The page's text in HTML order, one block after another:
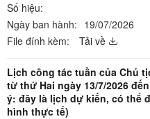
Số hiệu:
Ngày ban hành: 19/07/2026
File đính kèm:
Tải về
Lịch công tác tuần của Chủ
từ thứ Hai ngày 13/7/2026
ý: đây là lịch dự kiến, có thể
hình thực tế)